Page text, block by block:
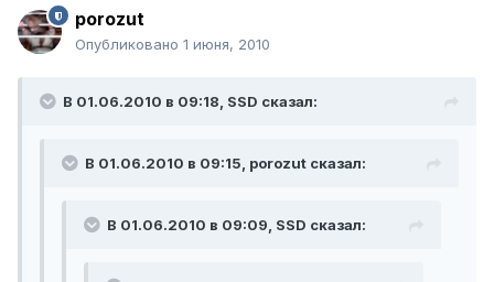
porozut
Опубликовано 1 июня, 2010
В 01.06.2010 в 09:18, SSD сказал:
В 01.06.2010 в 09:15, porozut сказал:
В 01.06.2010 в 09:09, SSD сказал: